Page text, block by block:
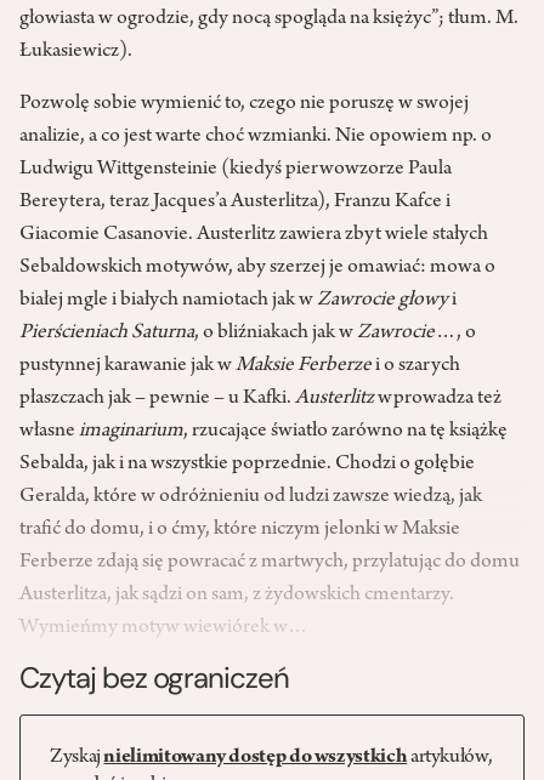
głowiasta w ogrodzie, gdy nocą spogląda na księżyc”; tłum. M.
Łukasiewicz).
Pozwolę sobie wymienić to, czego nie poruszę w swojej
analizie, a co jest warte choć wzmianki. Nie opowiem np. o
Ludwigu Wittgensteinie (kiedyś pierwowzorze Paula
Bereytera, teraz Jacques’a Austerlitza), Franzu Kafce i
Giacomie Casanovie. Austerlitz zawiera zbyt wiele stałych
Sebaldowskich motywów, aby szerzej je omawiać: mowa o
białej mgle i białych namiotach jak w Zawrocie głowyi
Pierścieniach Saturna, o bliźniakach jak w Zawrocie…, o
pustynnej karawanie jak wMaksie Ferberzei o szarych
płaszczach jak – pewnie – u Kafki.Austerlitzwprowadza też
własne imaginarium, rzucające światło zarówno na tę książkę
Sebalda, jak i na wszystkie poprzednie. Chodzi o gołębie
Geralda, które w odróżnieniu od ludzi zawsze wiedzą, jak
trafić do domu, i o ćmy, które niczym jelonki w Maksie
Ferberze zdają się powracać z martwych, przylatując do domu
Austerlitza, jak sądzi on sam, z żydowskich cmentarzy.
Wymieńmy motyw wiewiórek w…
Czytaj bez ograniczeń
Zyskajnielimitowany dostęp do wszystkichartykułów,